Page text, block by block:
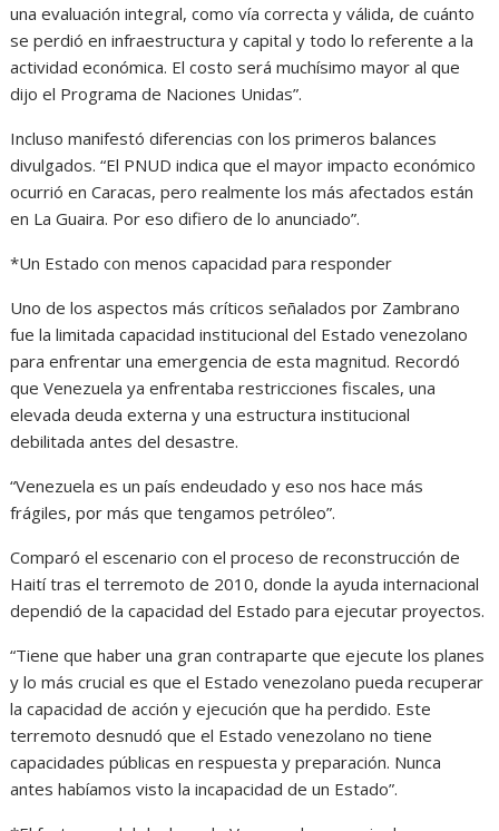
una evaluación integral, como vía correcta y válida, de cuánto
se perdió en infraestructura y capital y todo lo referente a la
actividad económica. El costo será muchísimo mayor al que
dijo el Programa de Naciones Unidas”.
Incluso manifestó diferencias con los primeros balances
divulgados. “El PNUD indica que el mayor impacto económico
ocurrió en Caracas, pero realmente los más afectados están
en La Guaira. Por eso difiero de lo anunciado”.
*Un Estado con menos capacidad para responder
Uno de los aspectos más críticos señalados por Zambrano
fue la limitada capacidad institucional del Estado venezolano
para enfrentar una emergencia de esta magnitud. Recordó
que Venezuela ya enfrentaba restricciones fiscales, una
elevada deuda externa y una estructura institucional
debilitada antes del desastre.
“Venezuela es un país endeudado y eso nos hace más
frágiles, por más que tengamos petróleo”.
Comparó el escenario con el proceso de reconstrucción de
Haití tras el terremoto de 2010, donde la ayuda internacional
dependió de la capacidad del Estado para ejecutar proyectos.
“Tiene que haber una gran contraparte que ejecute los planes
y lo más crucial es que el Estado venezolano pueda recuperar
la capacidad de acción y ejecución que ha perdido. Este
terremoto desnudó que el Estado venezolano no tiene
capacidades públicas en respuesta y preparación. Nunca
antes habíamos visto la incapacidad de un Estado”.